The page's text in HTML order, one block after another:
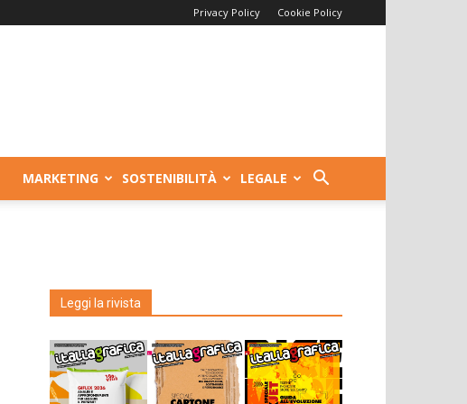
Privacy Policy Cookie Policy
MARKETING SOSTENIBILITÀ LEGALE
Leggi la rivista